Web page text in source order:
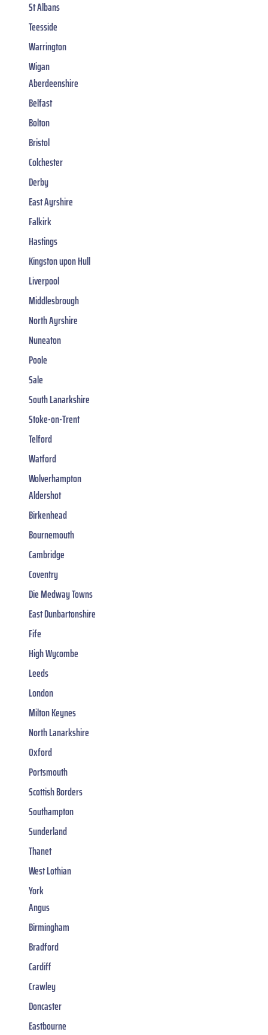
St Albans
Teesside
Warrington
Wigan
Aberdeenshire
Belfast
Bolton
Bristol
Colchester
Derby
East Ayrshire
Falkirk
Hastings
Kingston upon Hull
Liverpool
Middlesbrough
North Ayrshire
Nuneaton
Poole
Sale
South Lanarkshire
Stoke-on-Trent
Telford
Watford
Wolverhampton
Aldershot
Birkenhead
Bournemouth
Cambridge
Coventry
Die Medway Towns
East Dunbartonshire
Fife
High Wycombe
Leeds
London
Milton Keynes
North Lanarkshire
Oxford
Portsmouth
Scottish Borders
Southampton
Sunderland
Thanet
West Lothian
York
Angus
Birmingham
Bradford
Cardiff
Crawley
Doncaster
Eastbourne